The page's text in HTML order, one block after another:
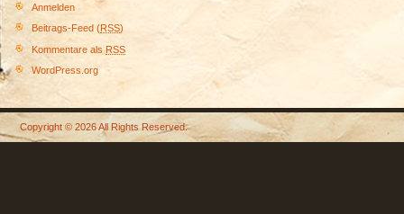
Anmelden
Beitrags-Feed (RSS)
Kommentare als RSS
WordPress.org
Copyright © 2026 All Rights Reserved.